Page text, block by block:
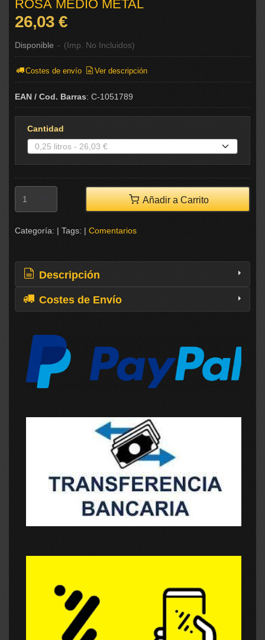
ROSA MEDIO METAL
26,03 €
Disponible - (Imp. No Incluidos)
Costes de envío Ver descripción
EAN / Cod. Barras: C-1051789
Cantidad
Añadir a Carrito
Categoría: | Tags: | Comentarios
Descripción
Costes de Envío